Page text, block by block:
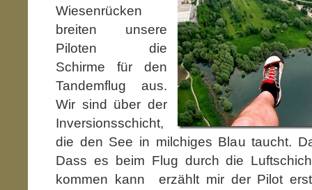
Wiesenrücken
breiten unsere
Piloten die
Schirme für den
Tandemflug aus.
Wir sind über der
Inversionsschicht,
die den See in milchiges Blau taucht.
Dass es beim Flug durch die
kommen kann erzählt mir der Pilot